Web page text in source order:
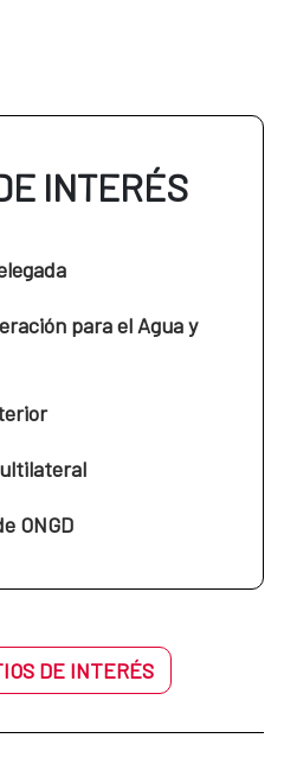
INTERÉS
para el Agua y
ONGD
DE INTERÉS